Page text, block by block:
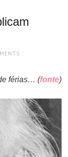
férias… (fonte)